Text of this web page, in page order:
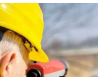
2018 года коллектив вошёл
ООО «БАУ Проект»
«под